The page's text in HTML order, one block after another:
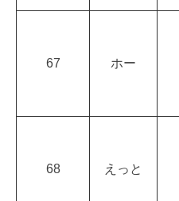
67 ホー
68 えっと